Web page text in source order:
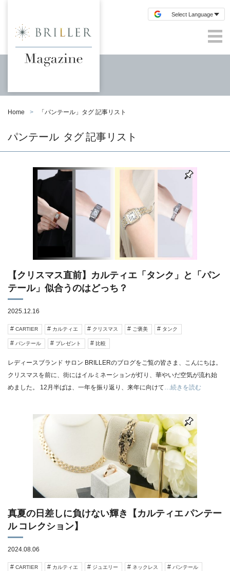
Home 「 パンテール 」タグ 記事リスト
パンテール タグ 記事リスト
【クリスマス直前】カルティエ「タンク」と「パン
テール」似合うのはどっち？
2025.12.16
CARTIER カルティエ クリスマス ご褒美 タンク
パンテール プレゼント 比較
レディースブランド サロン BRILLERのブログをご覧の皆さま、こんにちは。
クリスマスを前に、街にはイルミネーションが灯り、華やいだ空気が流れ始
めました。 12月半ばは、一年を振り返り、来年に向けて…続きを読む
真夏の日差しに負けない輝き【カルティエ パンテー
ル コレクション】
2024.08.06
CARTIER カルティエ ジュエリー ネックレス パンテール